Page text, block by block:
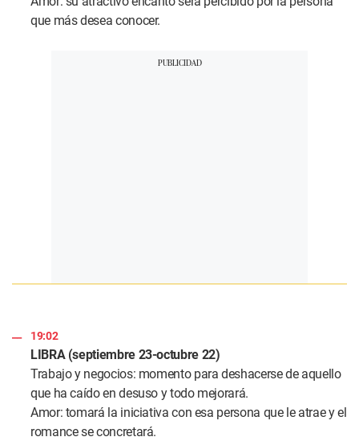
que más desea conocer.
19:02
LIBRA (septiembre 23-octubre 22)
Trabajo y negocios: momento para deshacerse de aquello
que ha caído en desuso y todo mejorará.
Amor: tomará la iniciativa con esa persona que le atrae y el
romance se concretará.